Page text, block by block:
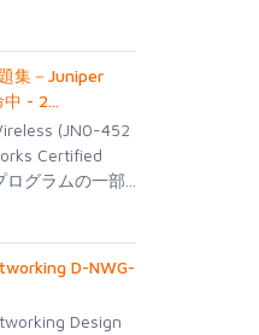
集－Juniper
- 2...
(JN0-452
Certified
グラムの一部...
D-NWG-
Design